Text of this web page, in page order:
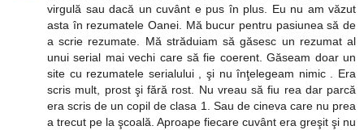
virgulă sau dacă un cuvânt e pus în plus. Eu nu am văzut
asta în rezumatele Oanei. Mă bucur pentru pasiunea să de
a scrie rezumate. Mă străduiam să găsesc un rezumat al
unui serial mai vechi care să fie coerent. Găseam doar un
site cu rezumatele serialului , şi nu înţelegeam nimic . Era
scris mult, prost şi fără rost. Nu vreau să fiu rea dar parcă
era scris de un copil de clasa 1. Sau de cineva care nu prea
a trecut pe la şcoală. Aproape fiecare cuvânt era greşit şi nu